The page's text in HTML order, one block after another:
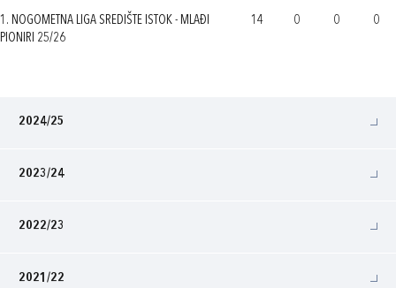
1. NOGOMETNA LIGA SREDIŠTE ISTOK - MLAĐI
PIONIRI 25/26
14 0 0 0
2024/25
2023/24
2022/23
2021/22